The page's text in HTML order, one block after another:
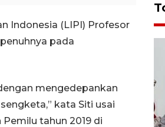
Indonesia (LIPI) Profesor
pada
mengedepankan
kata Siti usai
tahun 2019 di